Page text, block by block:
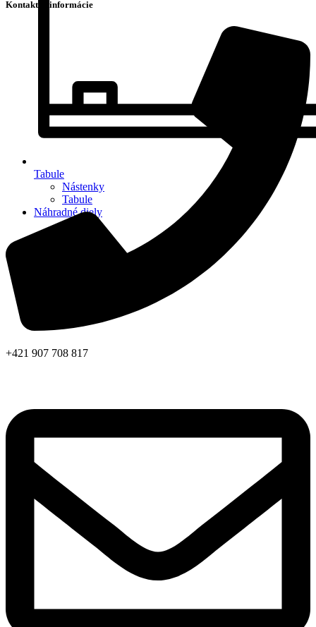
Tabule
Nástenky
Tabule
Náhradné diely
Kontaktné informácie
+421 907 708 817